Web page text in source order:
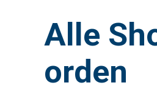
Alle
orden